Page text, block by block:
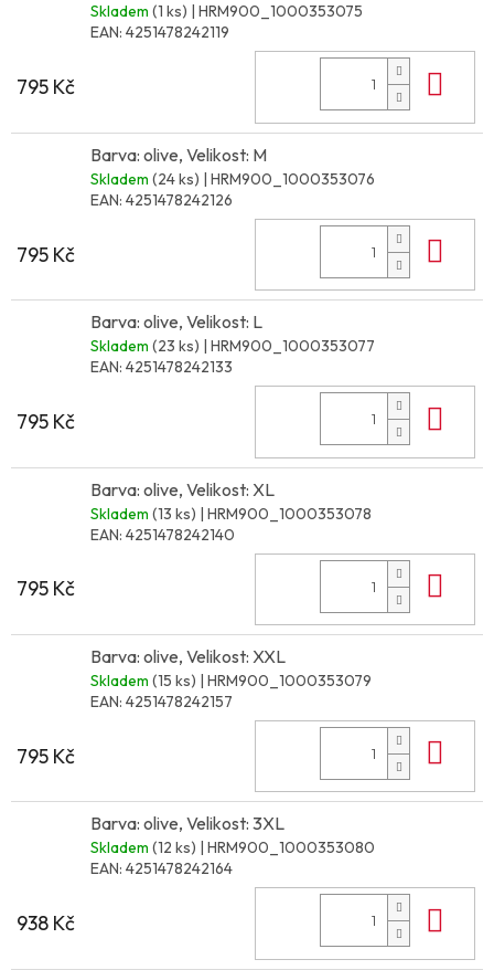
Skladem (1 ks) | HRM900_1000353075
EAN: 4251478242119
795 Kč
Barva: olive, Velikost: M
Skladem (24 ks) | HRM900_1000353076
EAN: 4251478242126
795 Kč
Barva: olive, Velikost: L
Skladem (23 ks) | HRM900_1000353077
EAN: 4251478242133
795 Kč
Barva: olive, Velikost: XL
Skladem (13 ks) | HRM900_1000353078
EAN: 4251478242140
795 Kč
Barva: olive, Velikost: XXL
Skladem (15 ks) | HRM900_1000353079
EAN: 4251478242157
795 Kč
Barva: olive, Velikost: 3XL
Skladem (12 ks) | HRM900_1000353080
EAN: 4251478242164
938 Kč